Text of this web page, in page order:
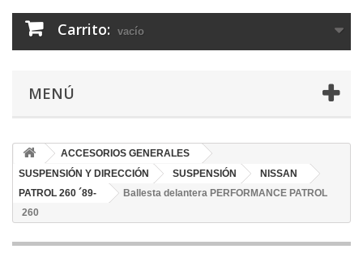
Carrito: vacío
MENÚ
ACCESORIOS GENERALES
SUSPENSIÓN Y DIRECCIÓN
SUSPENSIÓN
NISSAN
PATROL 260 ´89-
Ballesta delantera PERFORMANCE PATROL
260